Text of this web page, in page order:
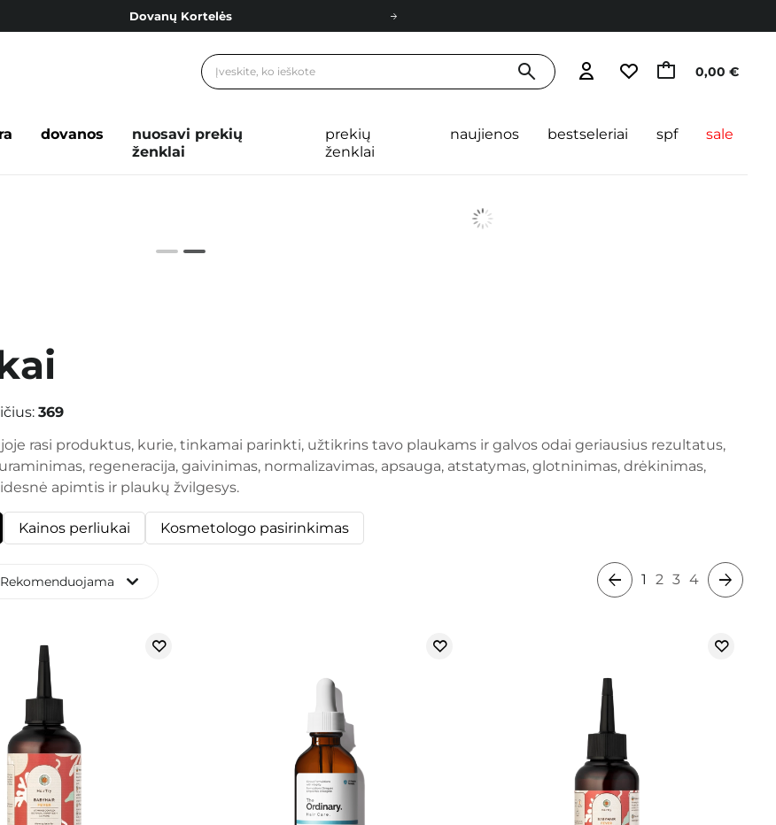
Dovanų Kortelės
Nemokamas pristatymas nuo 40,00 € 0,00 €
dovanos
nuosavi prekių
ženklai
prekių
ženklai
naujienos bestseleriai spf sale
369
rasi produktus, kurie, tinkamai parinkti, užtikrins tavo plaukams ir galvos odai geriausius rezultatus,
regeneracija, gaivinimas, normalizavimas, apsauga, atstatymas, glotninimas, drėkinimas,
apimtis ir plaukų žvilgesys.
Kainos perliukai Kosmetologo pasirinkimas
Rekomenduojama 1 2 3 4